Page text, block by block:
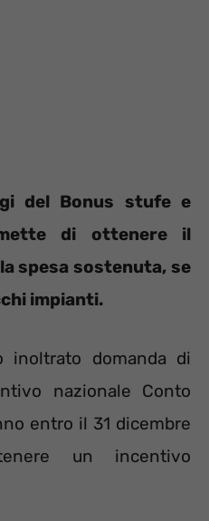
del Bonus stufe e
di ottenere il
spesa sostenuta, se
impianti.
domanda di
nazionale Conto
entro il 31 dicembre
un incentivo